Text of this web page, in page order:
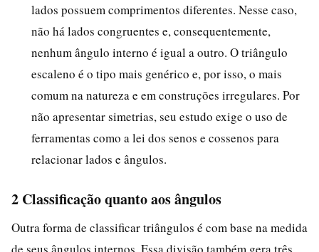
lados possuem comprimentos diferentes. Nesse caso,
não há lados congruentes e, consequentemente,
nenhum ângulo interno é igual a outro. O triângulo
escaleno é o tipo mais genérico e, por isso, o mais
comum na natureza e em construções irregulares. Por
não apresentar simetrias, seu estudo exige o uso de
ferramentas como a lei dos senos e cossenos para
relacionar lados e ângulos.
2 Classificação quanto aos ângulos
Outra forma de classificar triângulos é com base na medida
de seus ângulos internos. Essa divisão também gera três